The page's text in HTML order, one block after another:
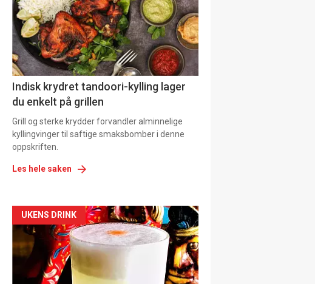
-
section
11
Indisk krydret tandoori-kylling lager
du enkelt på grillen
Grill og sterke krydder forvandler alminnelige
kyllingvinger til saftige smaksbomber i denne
oppskriften.
Les hele saken
Artikler
detail
UKENS DRINK